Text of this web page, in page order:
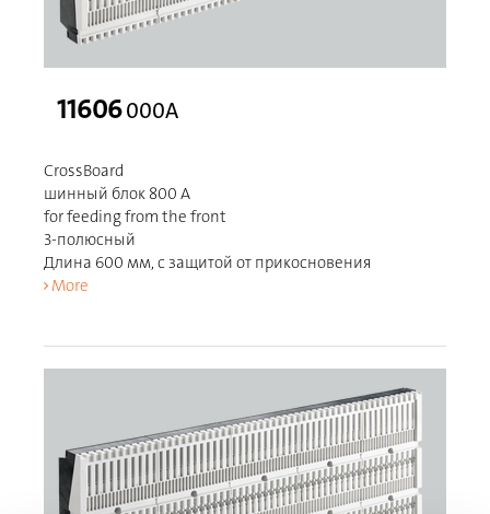
11606000A
CrossBoard
шинный блок 800 A
for feeding from the front
3-полюсный
Длина 600 мм, с защитой от прикосновения
More